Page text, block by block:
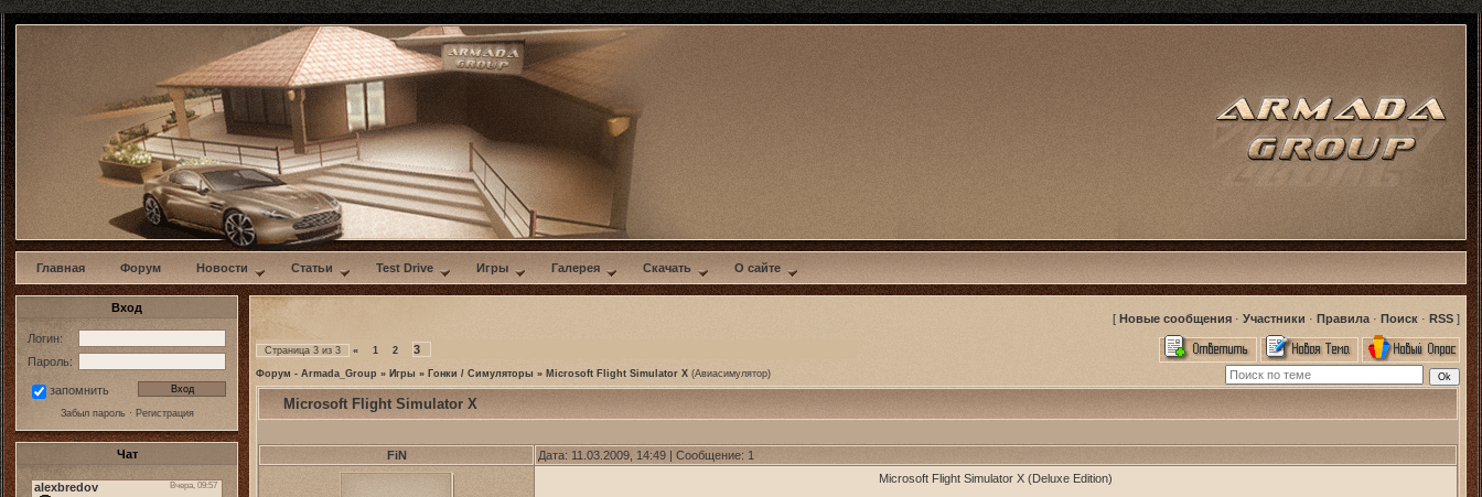
w
Главная Форум Новости Статьи Test Drive Игры Галерея Скачать О сайте
Вход
Логин:
Пароль:
запомнить
Забыл пароль· Регистрация
Чат
[ Новые сообщения · Участники · Правила · Поиск · RSS ]
Страница 3 из 3 « 1 2 3
Форум - Armada_Group » Игры » Гонки / Симуляторы » Microsoft Flight Simulator X (Авиасимулятор)
Microsoft Flight Simulator X
FiN Дата: 11.03.2009, 14:49 | Сообщение: 1
Microsoft Flight Simulator X (Deluxe Edition)